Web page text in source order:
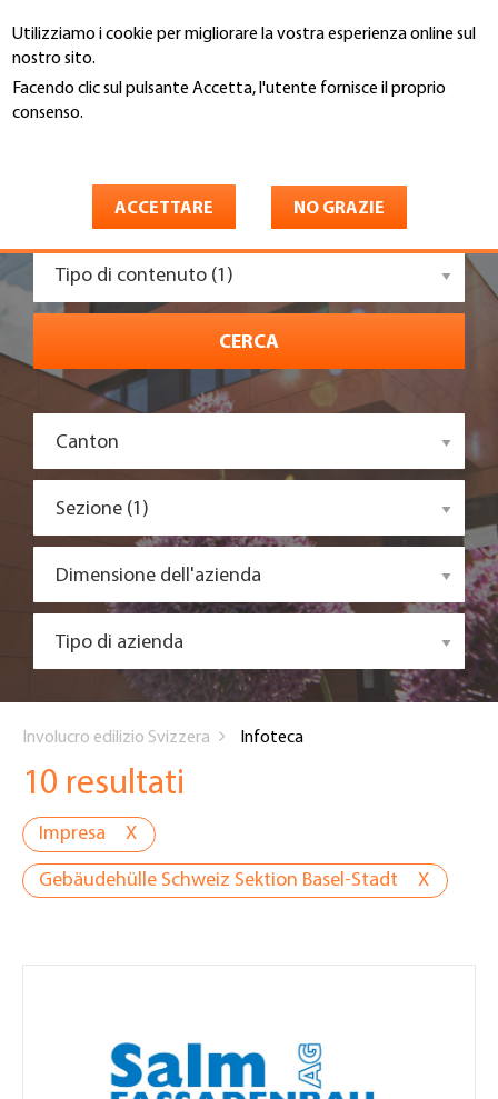
Utilizziamo i cookie per migliorare la vostra esperienza online sul
nostro sito.
Facendo clic sul pulsante Accetta, l'utente fornisce il proprio
consenso.
ACCETTARE NO GRAZIE
al
contenuto
principale
Tipo di contenuto (1)
Canton
Sezione (1)
Dimensione dell'azienda
Tipo di azienda
CERCA
are
here
Involucro edilizio Svizzera Infoteca
10 resultati
Impresa X
Gebäudehülle Schweiz Sektion Basel-Stadt X